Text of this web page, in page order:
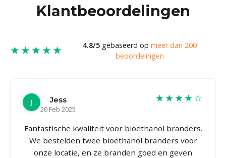
Klantbeoordelingen
★★★★★ 4.8/5gebaseerd op meer dan 200
beoordelingen
J
Jess
20 Feb 2025
★★★★☆
Fantastische kwaliteit voor bioethanol branders.
We bestelden twee bioethanol branders voor
onze locatie, en ze branden goed en geven